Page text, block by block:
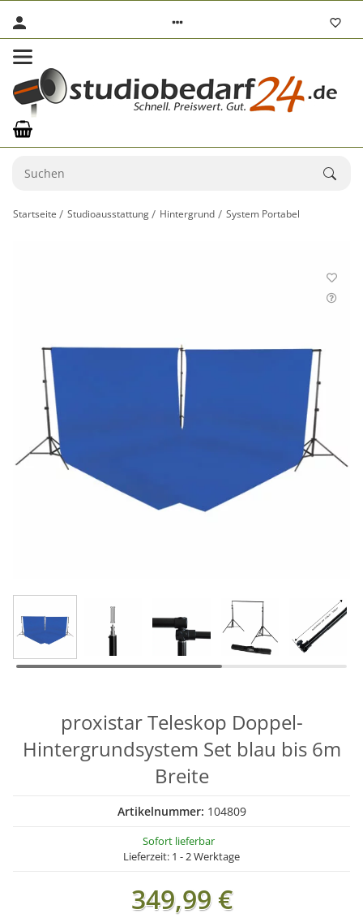
Startseite Studioausstattung Hintergrund System Portabel
proxistar Teleskop Doppel-
Hintergrundsystem Set blau bis 6m
Breite
Artikelnummer: 104809
Sofort lieferbar
Lieferzeit: 1 - 2 Werktage
349,99 €